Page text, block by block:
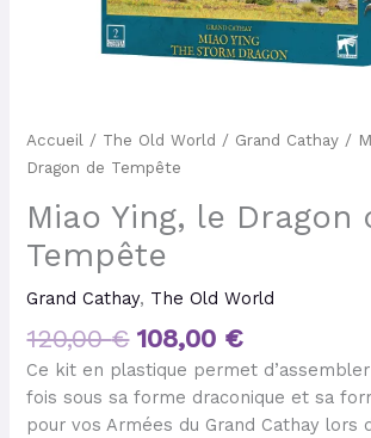
Accueil / The Old World / Grand Cathay /
Dragon de Tempête
Miao Ying, le Dragon
Tempête
Grand Cathay, The Old World
120,00€ 108,00 €
Ce kit en plastique permet d’assembler
fois sous sa forme draconique et sa
pour vos Armées du Grand Cathay lors